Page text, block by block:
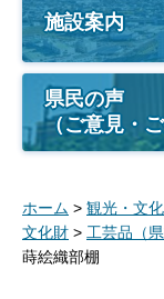
施設案内
県民の声
（ご意見・ご
ホーム > 観光・文
文化財 > 工芸品（県
蒔絵織部棚